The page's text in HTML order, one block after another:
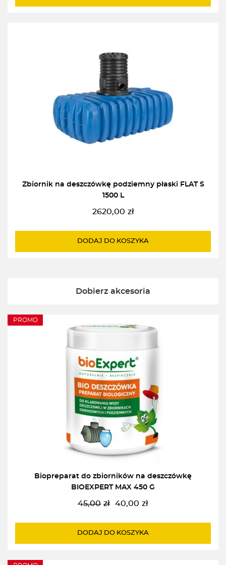
Zbiornik na deszczówkę podziemny płaski FLAT S
1500 L
2620,00 zł
DODAJ DO KOSZYKA
Dobierz akcesoria
PROMO
Biopreparat do zbiorników na deszczówkę
BIOEXPERT MAX 450 G
45,00 zł
Pierwotna
wynosiła:
40,00 zł
Aktualna
wynosi:
DODAJ DO KOSZYKA